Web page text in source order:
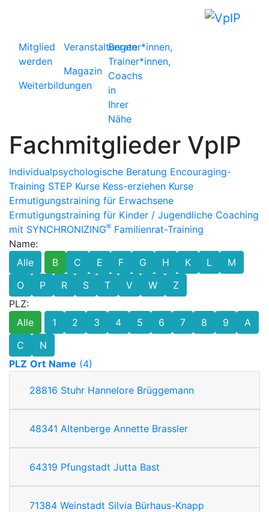
Mitglied
werden
Weiterbildungen
Veranstaltungen
Magazin
Berater*innen,
Trainer*innen,
Coachs
in
Ihrer
Nähe
Fachmitglieder VpIP
Individualpsychologische Beratung Encouraging-
Training STEP Kurse Kess-erziehen Kurse
Ermutigungstraining für Erwachsene
Ermutigungstraining für Kinder / Jugendliche Coaching
mit SYNCHRONIZING® Familienrat-Training
Name:
Alle
B C E F G H K L
M
O
P R S T V W
Z
PLZ:
Alle
1 2 3 4 5 6 7 8 9
A
C
N
PLZ Ort Name (4)
28816 Stuhr Hannelore Brüggemann
48341 Altenberge Annette Brassler
64319 Pfungstadt Jutta Bast
71384 Weinstadt Silvia Bürhaus-Knapp